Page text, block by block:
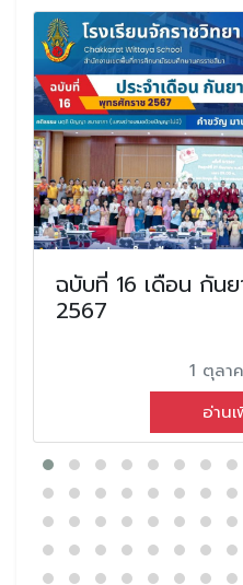
ฉบับที่ 16 เดือน กัน
2567
1 ตุลา
อ่าน